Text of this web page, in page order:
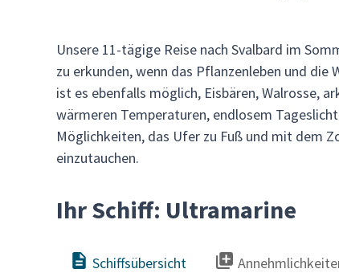
Unsere 11-tägige Reise nach Svalbard im
zu erkunden, wenn das Pflanzenleben und
ist es ebenfalls möglich, Eisbären, Walrosse,
wärmeren Temperaturen, endlosem
Möglichkeiten, das Ufer zu Fuß und mit dem
einzutauchen.
Ihr Schiff: Ultramarine
Schiffsübersicht